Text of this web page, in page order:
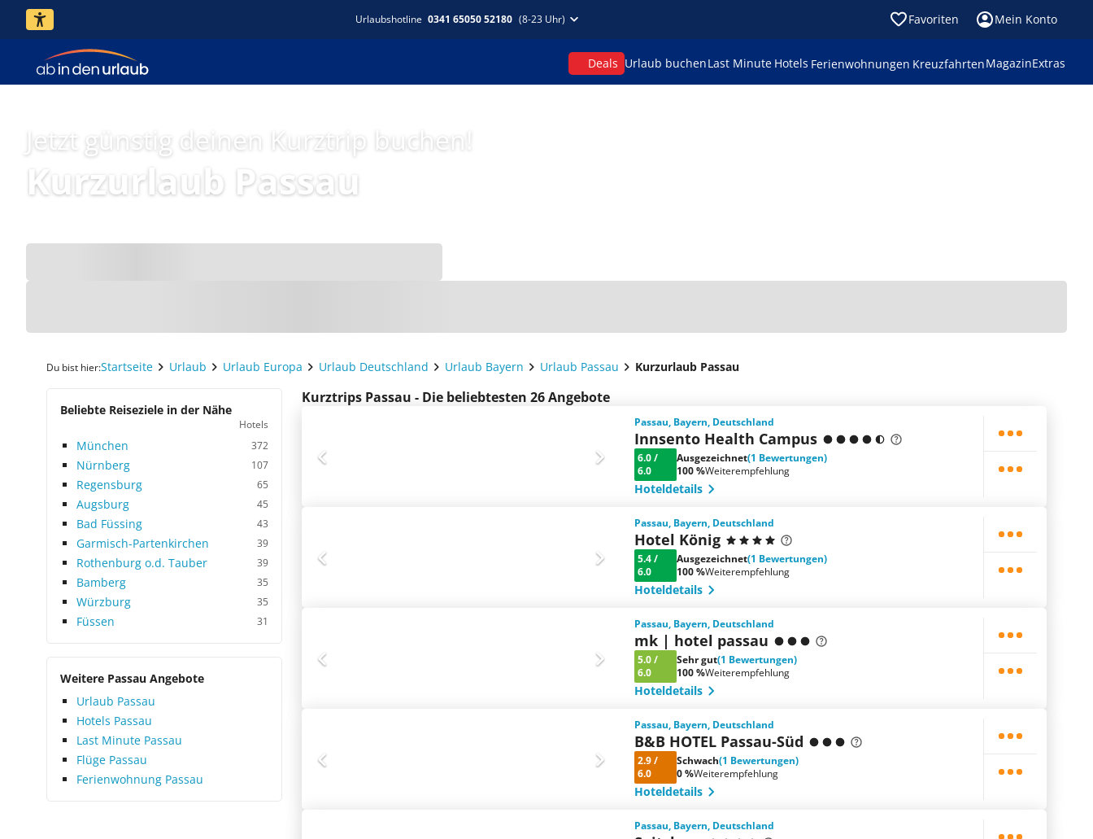
Urlaubshotline 0341 65050 52180 (8-23 Uhr) Favoriten Mein Konto
Deals Urlaub buchenLast Minute Hotels Ferienwohnungen KreuzfahrtenMagazinExtras
Jetzt günstig deinen Kurztrip buchen!
Kurzurlaub Passau
Du bist hier:Startseite Urlaub Urlaub Europa Urlaub Deutschland Urlaub Bayern Urlaub Passau Kurzurlaub Passau
Beliebte Reiseziele in der Nähe
Hotels
München 372
Nürnberg 107
Regensburg 65
Augsburg 45
Bad Füssing 43
Garmisch-Partenkirchen 39
Rothenburg o.d. Tauber 39
Bamberg 35
Würzburg 35
Füssen 31
Weitere Passau Angebote
Urlaub Passau
Hotels Passau
Last Minute Passau
Flüge Passau
Ferienwohnung Passau
Kurztrips Passau - Die beliebtesten 26 Angebote
Passau, Bayern, Deutschland
Innsento Health Campus
6.0/
6.0
Ausgezeichnet(1 Bewertungen)
100 %Weiterempfehlung
Hoteldetails
Passau, Bayern, Deutschland
Hotel König
5.4/
6.0
Ausgezeichnet(1 Bewertungen)
100 %Weiterempfehlung
Hoteldetails
Passau, Bayern, Deutschland
mk | hotel passau
5.0/
6.0
Sehr gut(1 Bewertungen)
100 %Weiterempfehlung
Hoteldetails
Passau, Bayern, Deutschland
B&B HOTEL Passau-Süd
2.9/
6.0
Schwach(1 Bewertungen)
0 %Weiterempfehlung
Hoteldetails
Passau, Bayern, Deutschland